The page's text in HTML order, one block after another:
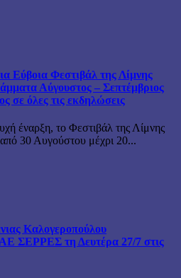
Εύβοια Φεστιβάλ της Λίμνης
Αύγουστος – Σεπτέμβριος
σε όλες τις εκδηλώσεις
έναρξη, το Φεστιβάλ της Λίμνης
30 Αυγούστου μέχρι 20...
Καλογεροπούλου
τη Δευτέρα 27/7 στις